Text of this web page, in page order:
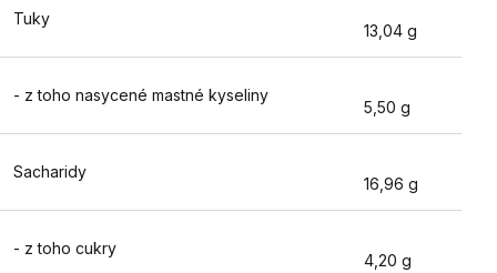
Tuky
13,04 g
- z toho nasycené mastné kyseliny
5,50 g
Sacharidy
16,96 g
- z toho cukry
4,20 g